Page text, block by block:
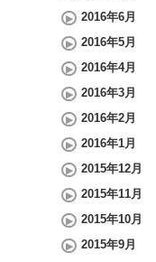
2016年6月
2016年5月
2016年4月
2016年3月
2016年2月
2016年1月
2015年12月
2015年11月
2015年10月
2015年9月